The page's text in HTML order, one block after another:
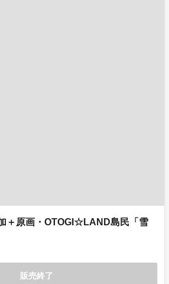
＋原画・OTOGI☆LAND島民「雪
販売終了